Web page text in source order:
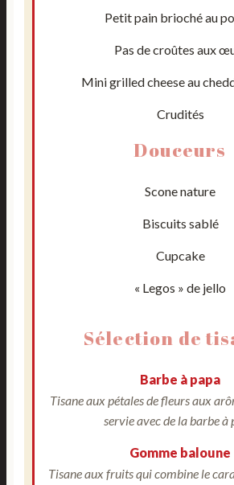
Petit pain brioché au
Pas de croûtes aux
Mini grilled cheese au
Crudités
Douceurs
Scone nature
Biscuits sablé
Cupcake
« Legos » de jello
Sélection de
Barbe à papa
Tisane aux pétales de fleurs aux
servie avec de la barbe à
Gomme baloune
Tisane aux fruits qui combine le